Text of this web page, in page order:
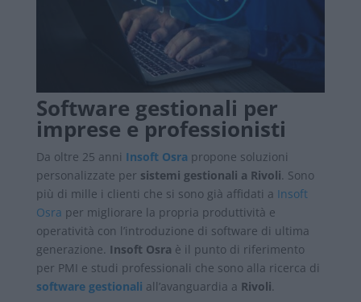
Software gestionali per
imprese e professionisti
Da oltre 25 anni Insoft Osra propone soluzioni
personalizzate per sistemi gestionali a Rivoli. Sono
più di mille i clienti che si sono già affidati a Insoft
Osra per migliorare la propria produttività e
operatività con l’introduzione di software di ultima
generazione. Insoft Osra è il punto di riferimento
per PMI e studi professionali che sono alla ricerca di
software gestionali all’avanguardia a Rivoli.